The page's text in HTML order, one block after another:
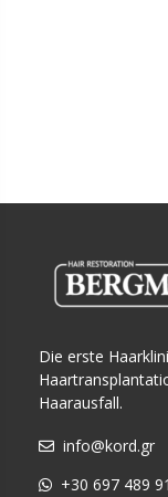
Die erste
Haarausfall.
info@kord.gr
+30 697 489